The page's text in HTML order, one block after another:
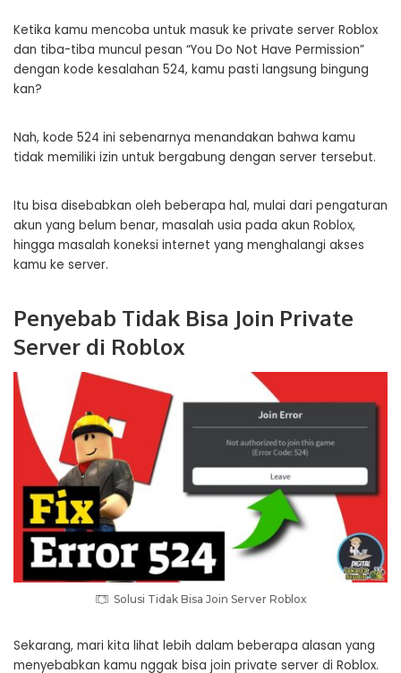
Ketika kamu mencoba untuk masuk ke private server Roblox
dan tiba-tiba muncul pesan “You Do Not Have Permission”
dengan kode kesalahan 524, kamu pasti langsung bingung
kan?
Nah, kode 524 ini sebenarnya menandakan bahwa kamu
tidak memiliki izin untuk bergabung dengan server tersebut.
Itu bisa disebabkan oleh beberapa hal, mulai dari pengaturan
akun yang belum benar, masalah usia pada akun Roblox,
hingga masalah koneksi internet yang menghalangi akses
kamu ke server.
Penyebab Tidak Bisa Join Private
Server di Roblox
Solusi Tidak Bisa Join Server Roblox
Sekarang, mari kita lihat lebih dalam beberapa alasan yang
menyebabkan kamu nggak bisa join private server di Roblox.